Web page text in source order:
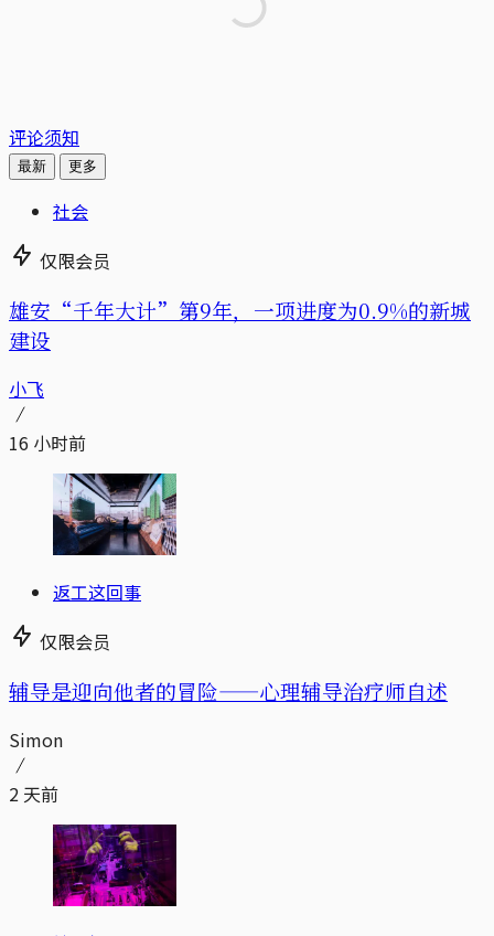
评论须知
最新 更多
社会
仅限会员
雄安“千年大计”第9年，一项进度为0.9%的新城
建设
小飞
16 小时前
返工这回事
仅限会员
辅导是迎向他者的冒险——心理辅导治疗师自述
Simon
2 天前